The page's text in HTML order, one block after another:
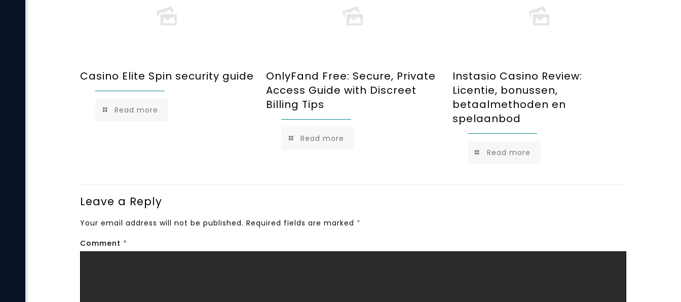
Casino Elite Spin security guide
Read more
OnlyFand Free: Secure, Private
Access Guide with Discreet
Billing Tips
Read more
Instasio Casino Review:
Licentie, bonussen,
betaalmethoden en
spelaanbod
Read more
Leave a Reply
Your email address will not be published. Required fields are marked *
Comment *